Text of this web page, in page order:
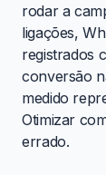
rodar a
ligações,
registrados
conversão
medido
Otimizar
errado.